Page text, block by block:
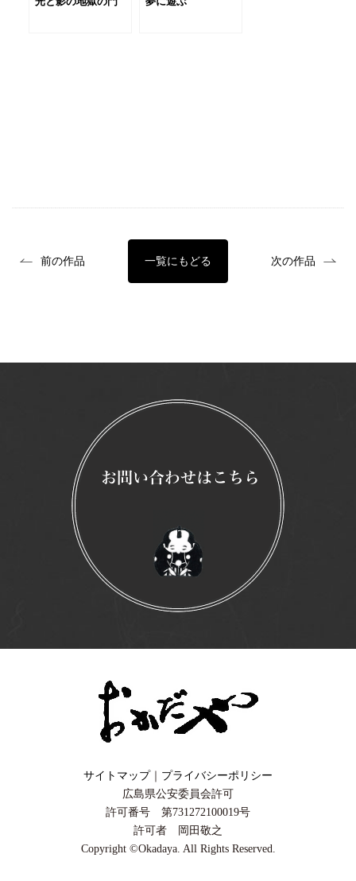
前の作品 一覧にもどる 次の作品
サイトマップ｜ プライバシーポリシー
広島県公安委員会許可
許可番号 第731272100019号
許可者 岡田敬之
Copyright ©Okadaya. All Rights Reserved.